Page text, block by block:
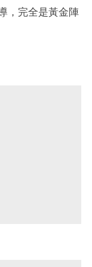
，完全是黃金陣